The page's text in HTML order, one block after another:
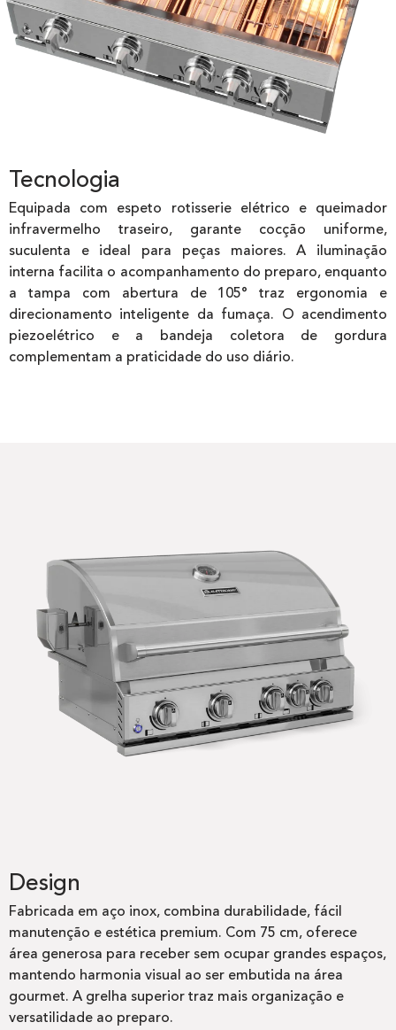
Tecnologia
Equipada com espeto rotisserie elétrico e queimador
infravermelho traseiro, garante cocção uniforme,
suculenta e ideal para peças maiores. A iluminação
interna facilita o acompanhamento do preparo, enquanto
a tampa com abertura de 105° traz ergonomia e
direcionamento inteligente da fumaça. O acendimento
piezoelétrico e a bandeja coletora de gordura
complementam a praticidade do uso diário.
Design
Fabricada em aço inox, combina durabilidade, fácil
manutenção e estética premium. Com 75 cm, oferece
área generosa para receber sem ocupar grandes espaços,
mantendo harmonia visual ao ser embutida na área
gourmet. A grelha superior traz mais organização e
versatilidade ao preparo.